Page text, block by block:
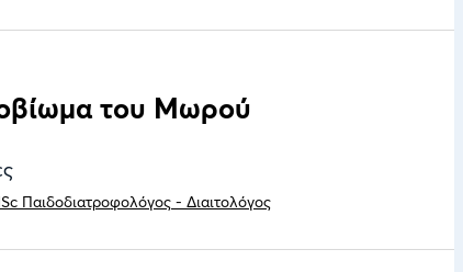
του Μωρού
Παιδοδιατροφολόγος - Διαιτολόγος